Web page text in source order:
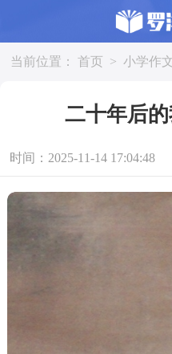
当前位置： 首页 > 小学作
二十年后
时间：2025-11-14 17:04:48